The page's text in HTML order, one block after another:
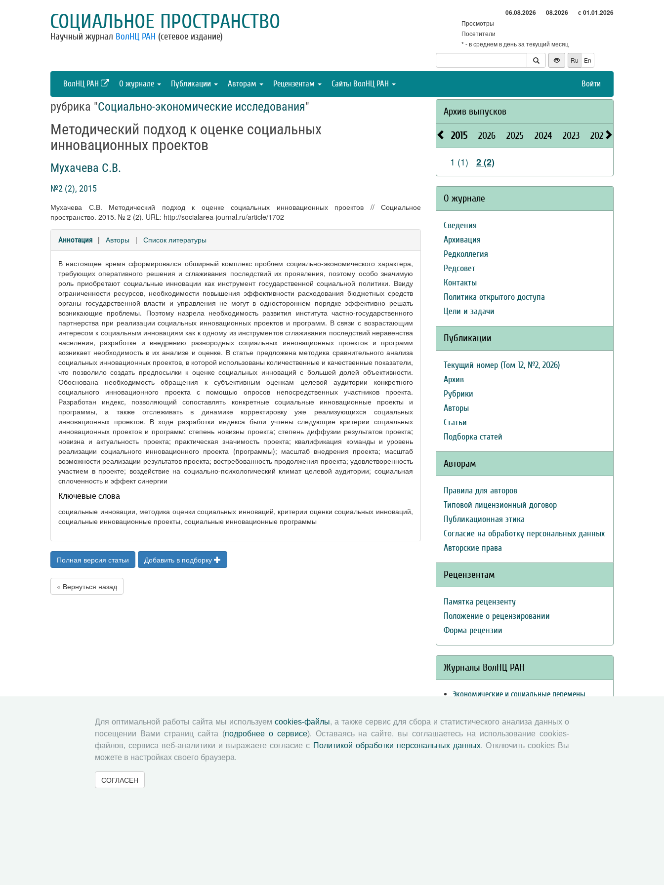
СОЦИАЛЬНОЕ ПРОСТРАНСТВО
Научный журнал ВолНЦ РАН (сетевое издание)
06.08.2026 08.2026 с 01.01.2026
Просмотры
Посетители
* - в среднем в день за текущий месяц
Ru
En
ВолНЦ РАН О журнале Публикации Авторам Рецензентам Сайты ВолНЦ РАН Войти
рубрика "Социально-экономические исследования"
Методический подход к оценке социальных
инновационных проектов
Мухачева С.В.
№2 (2), 2015
Мухачева С.В. Методический подход к оценке социальных инновационных проектов // Социальное
пространство. 2015. № 2 (2). URL: http://socialarea-journal.ru/article/1702
Аннотация | Авторы | Список литературы
В настоящее время сформировался обширный комплекс проблем социально-экономического характера,
требующих оперативного решения и сглаживания последствий их проявления, поэтому особо значимую
роль приобретают социальные инновации как инструмент государственной социальной политики. Ввиду
ограниченности ресурсов, необходимости повышения эффективности расходования бюджетных средств
органы государственной власти и управления не могут в одностороннем порядке эффективно решать
возникающие проблемы. Поэтому назрела необходимость развития института частно-государственного
партнерства при реализации социальных инновационных проектов и программ. В связи с возрастающим
интересом к социальным инновациям как к одному из инструментов сглаживания последствий неравенства
населения, разработке и внедрению разнородных социальных инновационных проектов и программ
возникает необходимость в их анализе и оценке. В статье предложена методика сравнительного анализа
социальных инновационных проектов, в которой использованы количественные и качественные показатели,
что позволило создать предпосылки к оценке социальных инноваций с большей долей объективности.
Обоснована необходимость обращения к субъективным оценкам целевой аудитории конкретного
социального инновационного проекта с помощью опросов непосредственных участников проекта.
Разработан индекс, позволяющий сопоставлять конкретные социальные инновационные проекты и
программы, а также отслеживать в динамике корректировку уже реализующихся социальных
инновационных проектов. В ходе разработки индекса были учтены следующие критерии социальных
инновационных проектов и программ: степень новизны проекта; степень диффузии результатов проекта;
новизна и актуальность проекта; практическая значимость проекта; квалификация команды и уровень
реализации социального инновационного проекта (программы); масштаб внедрения проекта; масштаб
возможности реализации результатов проекта; востребованность продолжения проекта; удовлетворенность
участием в проекте; воздействие на социально-психологический климат целевой аудитории; социальная
сплоченность и эффект синергии
Ключевые слова
социальные инновации, методика оценки социальных инноваций, критерии оценки социальных инноваций,
социальные инновационные проекты, социальные инновационные программы
Полная версия статьи Добавить в подборку
« Вернуться назад
Архив выпусков
2015 2026 2025 2024 2023 2022
1 (1) 2 (2)
О журнале
Сведения
Архивация
Редколлегия
Редсовет
Контакты
Политика открытого доступа
Цели и задачи
Публикации
Текущий номер (Том 12, №2, 2026)
Архив
Рубрики
Авторы
Статьи
Подборка статей
Авторам
Правила для авторов
Типовой лицензионный договор
Публикационная этика
Согласие на обработку персональных данных
Авторские права
Рецензентам
Памятка рецензенту
Положение о рецензировании
Форма рецензии
Журналы ВолНЦ РАН
Экономические и социальные перемены
Вопросы территориального развития
Социальное пространство
Юный экономист
Для оптимальной работы сайта мы используем cookies-файлы, а также сервис для сбора и статистического анализа данных о
посещении Вами страниц сайта (подробнее о сервисе). Оставаясь на сайте, вы соглашаетесь на использование cookies-
файлов, сервиса веб-аналитики и выражаете согласие с Политикой обработки персональных данных. Отключить cookies Вы
можете в настройках своего браузера.
СОГЛАСЕН